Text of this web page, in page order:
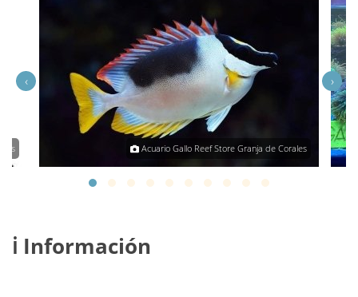
Acuario Gallo Reef Store Granja de Corales
‹ ›
ℹ️ Información